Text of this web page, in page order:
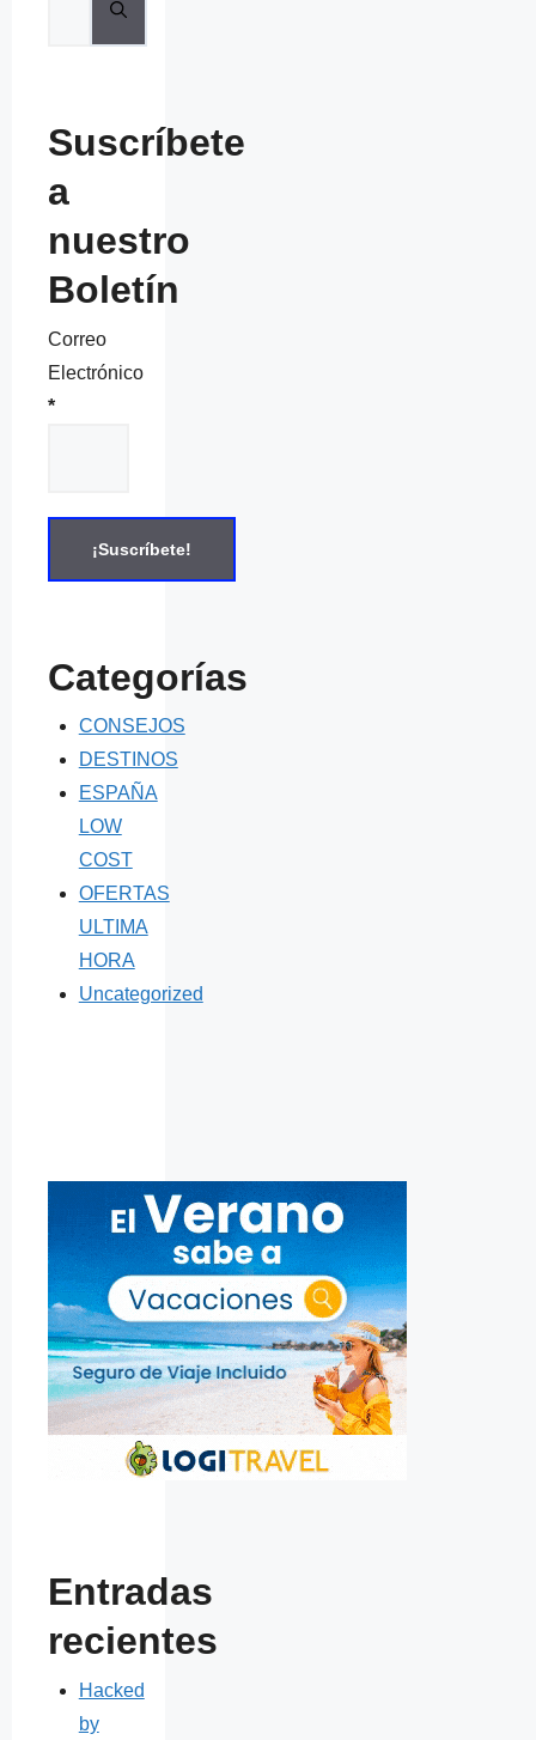
Suscríbete
a
nuestro
Boletín
Correo
Electrónico
*
Categorías
CONSEJOS
DESTINOS
ESPAÑA
LOW
COST
OFERTAS
ULTIMA
HORA
Uncategorized
Entradas
recientes
Hacked
by